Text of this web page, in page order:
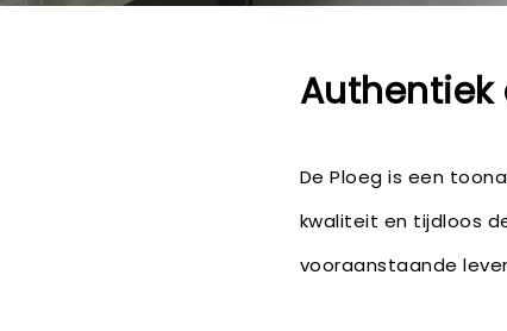
Authentiek
De Ploeg is een
kwaliteit en tijdloos
vooraanstaande